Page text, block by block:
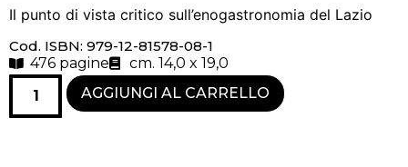
Il punto di vista critico sull’enogastronomia del Lazio
Cod. ISBN: 979-12-81578-08-1
476 pagine
cm. 14,0 x 19,0
AGGIUNGI AL CARRELLO